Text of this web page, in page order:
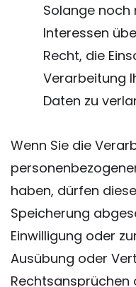
Solange
Interessen
Recht, die
Verarbeitung
Daten zu
Wenn Sie die
haben, dürfen
Speicherung
Einwilligung oder
Ausübung oder
Rechtsansprüchen